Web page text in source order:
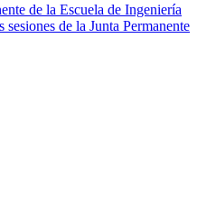
de la Escuela de Ingeniería
de la Junta Permanente